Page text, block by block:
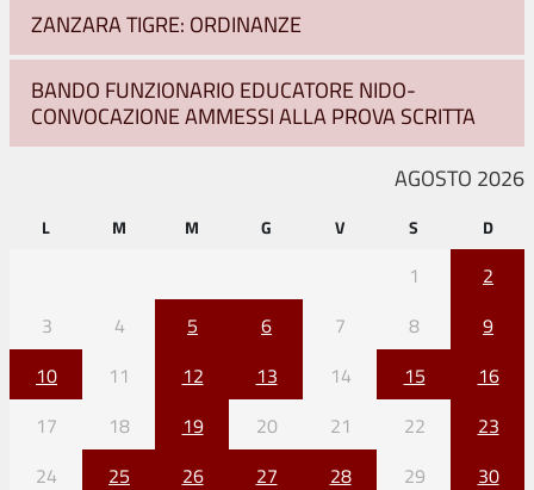
ZANZARA TIGRE: ORDINANZE
BANDO FUNZIONARIO EDUCATORE NIDO-
CONVOCAZIONE AMMESSI ALLA PROVA SCRITTA
AGOSTO 2026
L M M G V S D
1
2
3
4 5 6 7 8
9
10
11 12 13 14 15
16
17
18 19 20 21 22
23
24
25 26 27 28 29
30